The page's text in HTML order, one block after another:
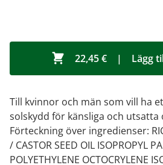
22,45 € | Lägg
Till kvinnor och män som vill ha
solskydd för känsliga och utsatta
Förteckning över ingredienser:
/ CASTOR SEED OIL ISOPROPYL
POLYETHYLENE OCTOCRYLENE